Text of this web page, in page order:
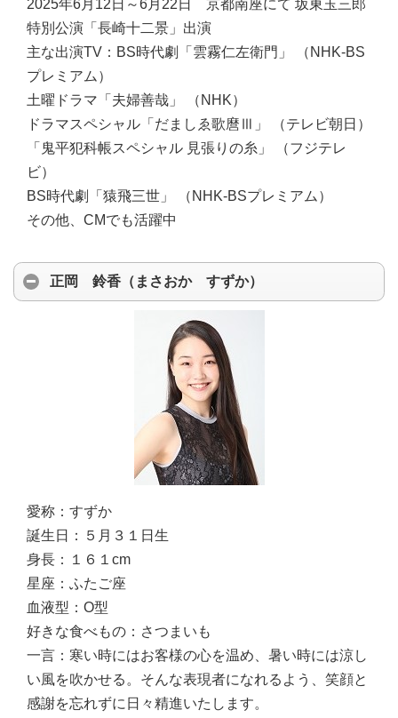
2025年6月12日～6月22日 京都南座にて 坂東玉三郎
特別公演「長崎十二景」出演
主な出演TV： BS時代劇「雲霧仁左衛門」 （NHK-BS
プレミアム）
土曜ドラマ「夫婦善哉」 （NHK）
ドラマスペシャル「だましゑ歌麿Ⅲ」 （テレビ朝日）
「鬼平犯科帳スペシャル 見張りの糸」 （フジテレ
ビ）
BS時代劇「猿飛三世」 （NHK-BSプレミアム）
その他、CMでも活躍中
正岡 鈴香（まさおか すずか）
愛称： すずか
誕生日：
５月３１日生
身長：
１６１cm
星座： ふたご座
血液型： O型
好きな食べもの： さつまいも
一言： 寒い時にはお客様の心を温め、暑い時には涼し
い風を吹かせる。そんな表現者になれるよう、笑顔と
感謝を忘れずに日々精進いたします。